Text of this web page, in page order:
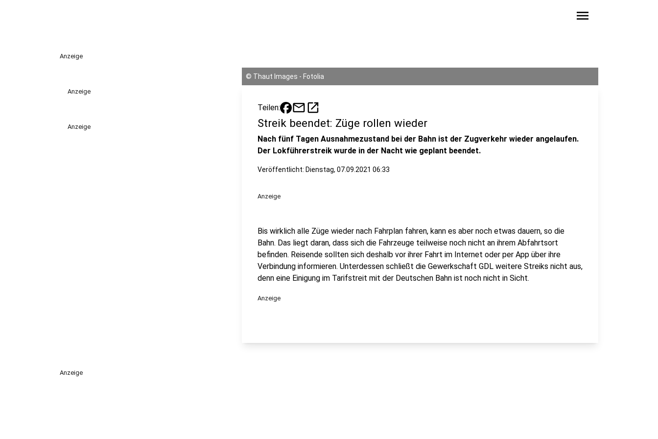
menu
Anzeige
Anzeige
Anzeige
© Thaut Images - Fotolia
Teilen: mailopen_in_new
Streik beendet: Züge rollen wieder
Nach fünf Tagen Ausnahmezustand bei der Bahn ist der Zugverkehr wieder angelaufen.
Der Lokführerstreik wurde in der Nacht wie geplant beendet.
Veröffentlicht: Dienstag, 07.09.2021 06:33
Anzeige
Bis wirklich alle Züge wieder nach Fahrplan fahren, kann es aber noch etwas dauern, so die
Bahn. Das liegt daran, dass sich die Fahrzeuge teilweise noch nicht an ihrem Abfahrtsort
befinden. Reisende sollten sich deshalb vor ihrer Fahrt im Internet oder per App über ihre
Verbindung informieren. Unterdessen schließt die Gewerkschaft GDL weitere Streiks nicht aus,
denn eine Einigung im Tarifstreit mit der Deutschen Bahn ist noch nicht in Sicht.
Anzeige
Anzeige